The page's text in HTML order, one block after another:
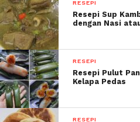
RESEPI
Resepi Sup
dengan Nasi
RESEPI
Resepi Pulut
Kelapa Pedas
RESEPI